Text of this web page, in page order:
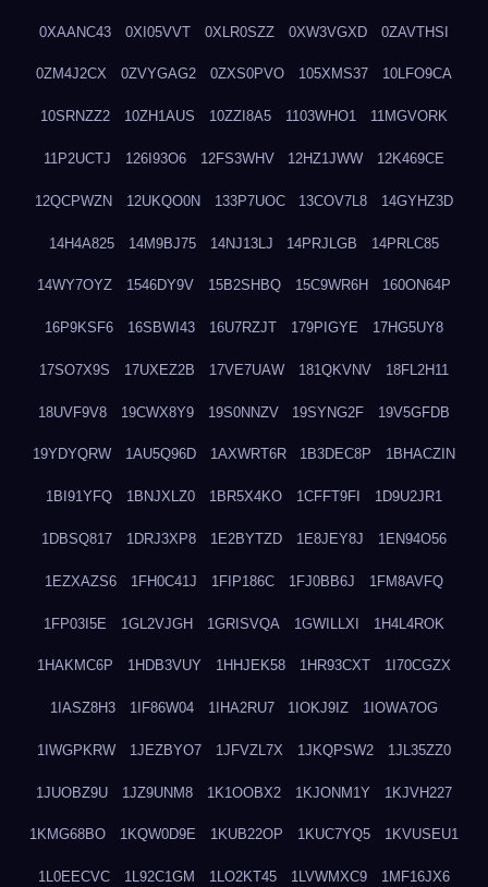
0XAANC43 0XI05VVT 0XLR0SZZ 0XW3VGXD 0ZAVTHSI
0ZM4J2CX 0ZVYGAG2 0ZXS0PVO 105XMS37 10LFO9CA
10SRNZZ2 10ZH1AUS 10ZZI8A5 1103WHO1 11MGVORK
11P2UCTJ 126I93O6 12FS3WHV 12HZ1JWW 12K469CE
12QCPWZN 12UKQO0N 133P7UOC 13COV7L8 14GYHZ3D
14H4A825 14M9BJ75 14NJ13LJ 14PRJLGB 14PRLC85
14WY7OYZ 1546DY9V 15B2SHBQ 15C9WR6H 160ON64P
16P9KSF6 16SBWI43 16U7RZJT 179PIGYE 17HG5UY8
17SO7X9S 17UXEZ2B 17VE7UAW 181QKVNV 18FL2H11
18UVF9V8 19CWX8Y9 19S0NNZV 19SYNG2F 19V5GFDB
19YDYQRW 1AU5Q96D 1AXWRT6R 1B3DEC8P 1BHACZIN
1BI91YFQ 1BNJXLZ0 1BR5X4KO 1CFFT9FI 1D9U2JR1
1DBSQ817 1DRJ3XP8 1E2BYTZD 1E8JEY8J 1EN94O56
1EZXAZS6 1FH0C41J 1FIP186C 1FJ0BB6J 1FM8AVFQ
1FP03I5E 1GL2VJGH 1GRISVQA 1GWILLXI 1H4L4ROK
1HAKMC6P 1HDB3VUY 1HHJEK58 1HR93CXT 1I70CGZX
1IASZ8H3 1IF86W04 1IHA2RU7 1IOKJ9IZ 1IOWA7OG
1IWGPKRW 1JEZBYO7 1JFVZL7X 1JKQPSW2 1JL35ZZ0
1JUOBZ9U 1JZ9UNM8 1K1OOBX2 1KJONM1Y 1KJVH227
1KMG68BO 1KQW0D9E 1KUB22OP 1KUC7YQ5 1KVUSEU1
1L0EECVC 1L92C1GM 1LO2KT45 1LVWMXC9 1MF16JX6